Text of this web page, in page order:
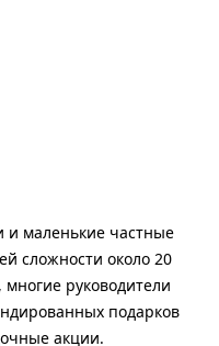
маленькие частные
сложности около 20
руководители
подарков
акции.